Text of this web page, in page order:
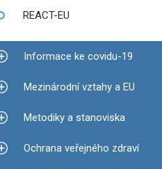
REACT-EU
Zobrazit podmenu pro Informace
Informace ke covidu-19
Zobrazit podmenu pro Mezinárodní
Mezinárodní vztahy a EU
Zobrazit podmenu pro Metodiky a
Metodiky a stanoviska
Zobrazit podmenu pro Ochrana
Ochrana veřejného zdraví